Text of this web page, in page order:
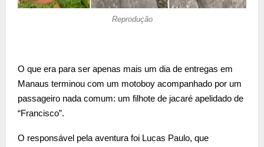
Reprodução
O que era para ser apenas mais um dia de entregas em
Manaus terminou com um motoboy acompanhado por um
passageiro nada comum: um filhote de jacaré apelidado de
“Francisco”.
O responsável pela aventura foi Lucas Paulo, que